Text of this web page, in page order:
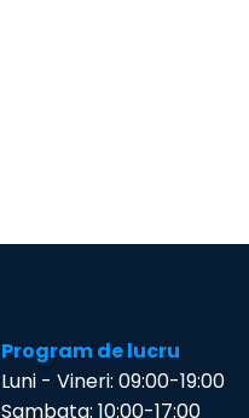
Program de lucru
Luni - Vineri: 09:00-19:00
Sambata: 10:00-17:00